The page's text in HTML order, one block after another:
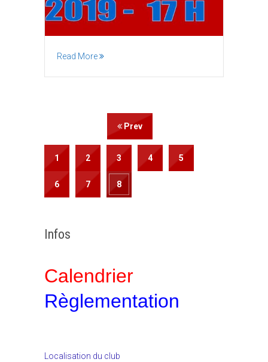
Read More
Prev
1 2 3 4 5
6 7 8
Infos
Calendrier
Règlementation
Localisation du club